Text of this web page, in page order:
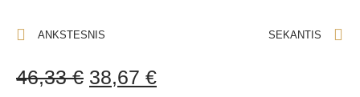
ANKSTESNIS SEKANTIS
46,33€ 38,67 €